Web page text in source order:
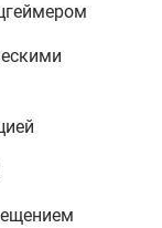
На этом
будем